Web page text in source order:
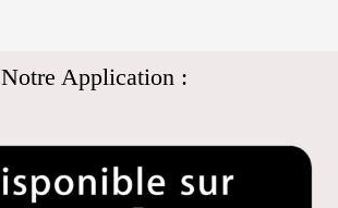
Notre Application :